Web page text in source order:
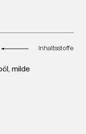
Inhaltsstoffe
milde